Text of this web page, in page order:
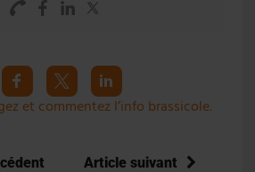
et commentez l’info brassicole.
Article suivant